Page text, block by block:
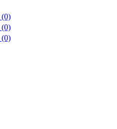
(0)
(0)
(0)